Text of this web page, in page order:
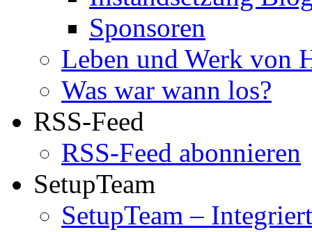
Sponsoren
Leben und Werk von
Was war wann los?
RSS-Feed
RSS-Feed abonnieren
SetupTeam
SetupTeam –